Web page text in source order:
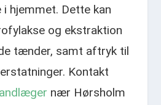
hjemmet. Dette kan
og ekstraktion
tænder, samt aftryk til
Kontakt
nær Hørsholm